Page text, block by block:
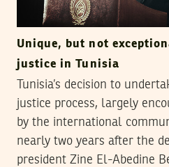
Unique, but not
justice in Tunisia
Tunisia’s decision to
justice process, largely
by the international
nearly two years after the
president Zine El-Abedine